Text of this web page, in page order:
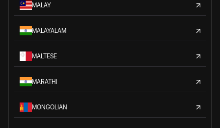
MALAY
MALAYALAM
MALTESE
MARATHI
MONGOLIAN